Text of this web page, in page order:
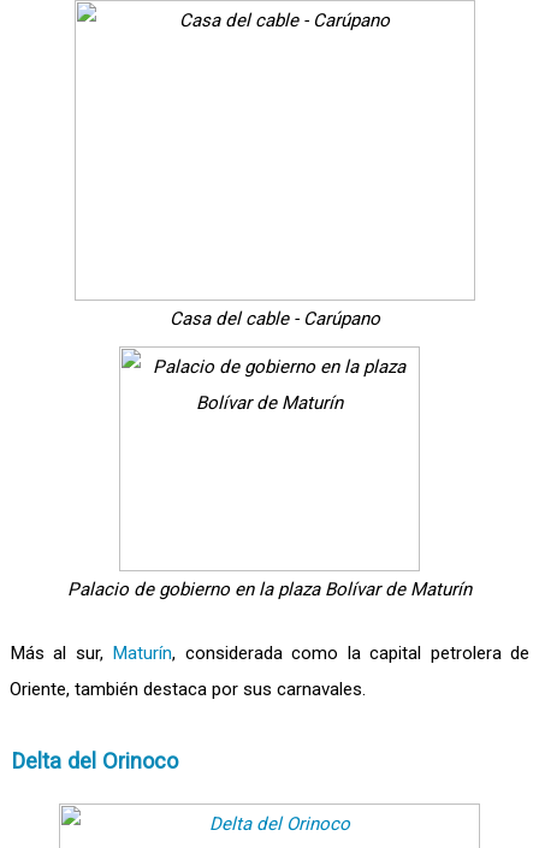
Casa del cable - Carúpano
Palacio de gobierno en la plaza Bolívar de Maturín
Más al sur, Maturín, considerada como la capital petrolera de
Oriente, también destaca por sus carnavales.
Delta del Orinoco